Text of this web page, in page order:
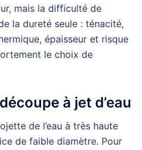
mais la difficulté de
la dureté seule : ténacité,
épaisseur et risque
le choix de
à jet d’eau
de l’eau à très haute
de faible diamètre. Pour